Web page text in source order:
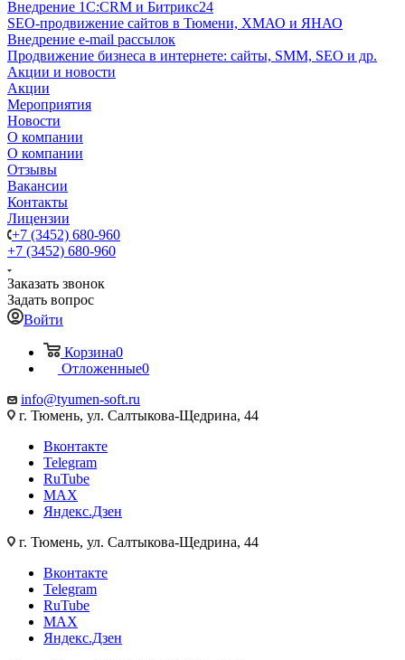
Внедрение 1C:CRM и Битрикс24
SEO-продвижение сайтов в Тюмени, ХМАО и ЯНАО
Внедрение e-mail рассылок
Продвижение бизнеса в интернете: сайты, SMM, SEO и др.
Акции и новости
Акции
Мероприятия
Новости
О компании
О компании
Отзывы
Вакансии
Контакты
Лицензии
+7 (3452) 680-960
+7 (3452) 680-960
Заказать звонок
Задать вопрос
Войти
Корзина0
Отложенные0
info@tyumen-soft.ru
г. Тюмень, ул. Салтыкова-Щедрина, 44
Вконтакте
Telegram
RuTube
MAX
Яндекс.Дзен
г. Тюмень, ул. Салтыкова-Щедрина, 44
Вконтакте
Telegram
RuTube
MAX
Яндекс.Дзен